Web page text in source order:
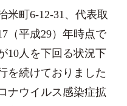
米町6-12-31、代表取
（平成29）年時点で
10人を下回る状況下
を続けておりました
ナウイルス感染症拡